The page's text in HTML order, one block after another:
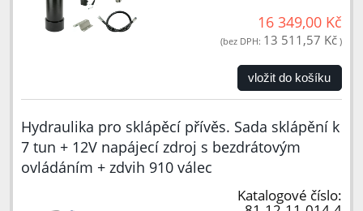
16 349,00 Kč
(bez DPH: 13 511,57 Kč )
vložit do košíku
Hydraulika pro sklápěcí přívěs. Sada sklápění k
7 tun + 12V napájecí zdroj s bezdrátovým
ovládáním + zdvih 910 válec
Katalogové číslo: